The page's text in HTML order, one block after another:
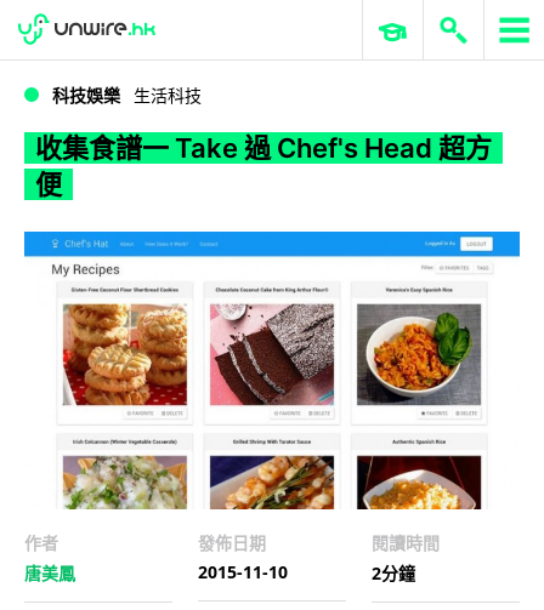
收集食譜一 Take 過 Chef's Head 超方便
WWDC 2026 ERP 與商業 AI
科技娛樂 生活科技
收集食譜一 Take 過 Chef's Head 超方
便
作者
唐美鳳
發佈日期
2015-11-10
閱讀時間
2分鐘